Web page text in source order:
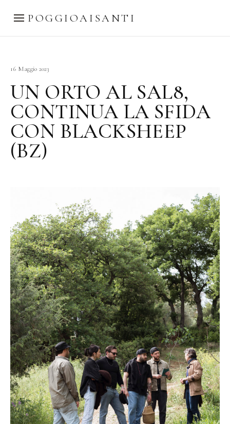
POGGIOAISANTI
16 Maggio 2023
UN ORTO AL SAL8,
CONTINUA LA SFIDA
CON BLACKSHEEP
(BZ)